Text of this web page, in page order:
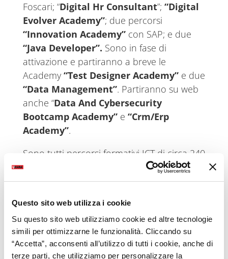
Questo sito web utilizza i cookie
Su questo sito web utilizziamo cookie ed altre tecnologie
simili per ottimizzarne le funzionalità. Cliccando su
“Accetta”, acconsenti all’utilizzo di tutti i cookie, anche di
terze parti, che utilizziamo per personalizzare la
Foscari; “Digital Hr Consultant”; “Digital
Evolver Academy”; due percorsi
“Innovation Academy”con SAP; e due
“Java Developer”. Sono in fase di
attivazione e partiranno a breve le
Academy“Test Designer Academy”e due
“Data Management”. Partiranno su web
anche “Data And Cybersecurity
Bootcamp Academy”e “Crm/Erp
Academy”.
Sono tutti percorsi formativi ICT di circa 240
ore ciascuno dedicati alla costruzione di
profili tecnici specializzati e profili
Umana, attraverso Umana Forma, nel 2019
ha attivato 153 Academy, di cui 80 nel
settore ICT per un totale di 1.773 allievi